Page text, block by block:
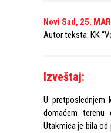
Novi Sad, 25.
Autor teksta: KK
Izveštaj:
U pretposlednjem
domaćem terenu
Utakmica je bila od